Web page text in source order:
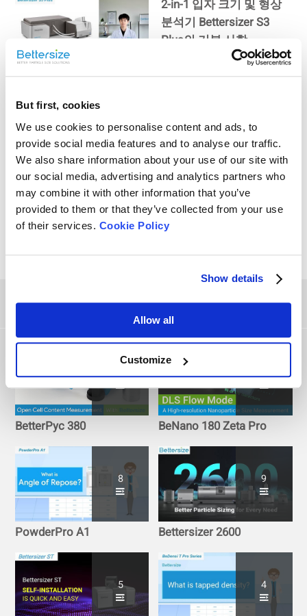
But first, cookies
We use cookies to personalise content and ads, to
provide social media features and to analyse our traffic.
We also share information about your use of our site with
our social media, advertising and analytics partners who
may combine it with other information that you’ve
provided to them or that they’ve collected from your use
of their services. Cookie Policy
Show details
Allow all
Customize
2-in-1 입자 크기 및 형상
분석기 Bettersizer S3
Plus의 기본 사항
베터사이저 S3 플러스 개
요 | 보는 모든 것의 우수
성을 위한 노력
Other Playlists
8
BetterPyc 380
16
BeNano 180 Zeta Pro
8
PowderPro A1
9
Bettersizer 2600
5 4